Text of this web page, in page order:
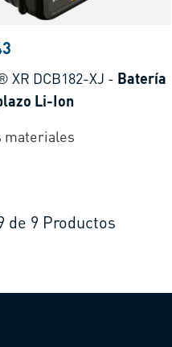
XR DCB182-XJ - Batería
Li-Ion
materiales
de 9 Productos